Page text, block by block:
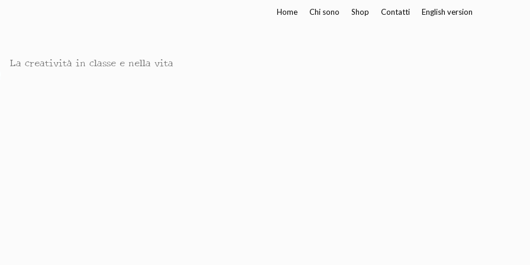
Home Chi sono Shop Contatti English version
La creatività in classe e nella vita